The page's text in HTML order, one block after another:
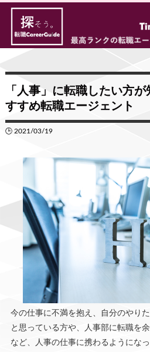
「人事」に転職したい方
すすめ転職エージェント
🕒 2021/03/19
今の仕事に不満を抱え、自分のやり
と思っている方や、人事部に転職を
など、人事の仕事に携わるようにな